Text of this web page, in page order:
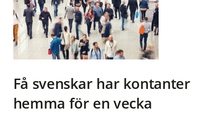
Få svenskar har kontanter
hemma för en vecka